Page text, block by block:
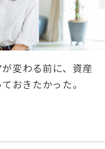
変わる前に、資産
おきたかった。